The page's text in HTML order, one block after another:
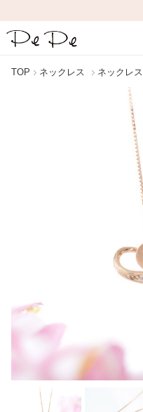
TOP ネックレス ネックレス